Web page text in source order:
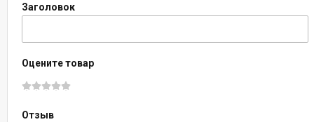
Заголовок
Оцените товар
Отзыв